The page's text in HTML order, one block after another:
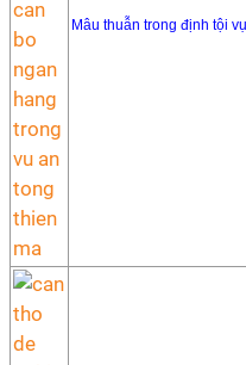
Mâu thuẫn trong định tội